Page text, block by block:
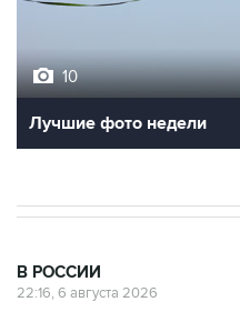
10
Лучшие фото недели
В РОССИИ
22:16, 6 августа 2026